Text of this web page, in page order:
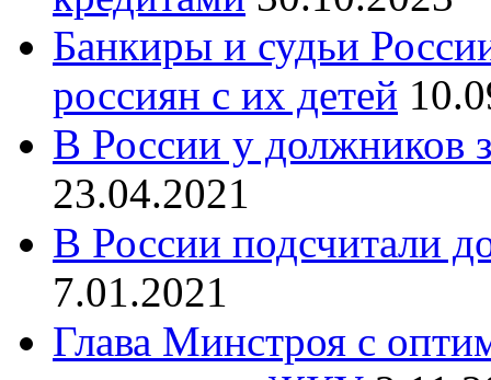
Банкиры и судьи
россиян с их детей
В России у должников
23.04.2021
В России подсчитали
7.01.2021
Глава Минстроя с